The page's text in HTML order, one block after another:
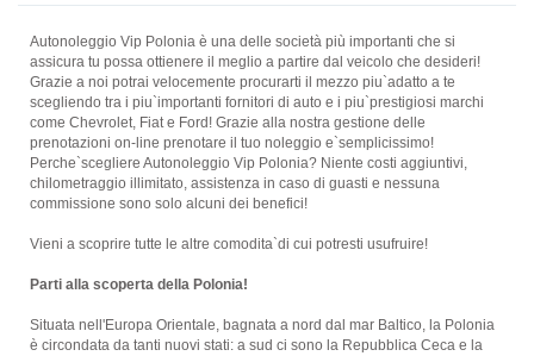
Autonoleggio Vip Polonia è una delle società più importanti che si
assicura tu possa ottienere il meglio a partire dal veicolo che desideri!
Grazie a noi potrai velocemente procurarti il mezzo piu`adatto a te
scegliendo tra i piu`importanti fornitori di auto e i piu`prestigiosi marchi
come Chevrolet, Fiat e Ford! Grazie alla nostra gestione delle
prenotazioni on-line prenotare il tuo noleggio e`semplicissimo!
Perche`scegliere Autonoleggio Vip Polonia? Niente costi aggiuntivi,
chilometraggio illimitato, assistenza in caso di guasti e nessuna
commissione sono solo alcuni dei benefici!
Vieni a scoprire tutte le altre comodita`di cui potresti usufruire!
Parti alla scoperta della Polonia!
Situata nell'Europa Orientale, bagnata a nord dal mar Baltico, la Polonia
è circondata da tanti nuovi stati: a sud ci sono la Repubblica Ceca e la